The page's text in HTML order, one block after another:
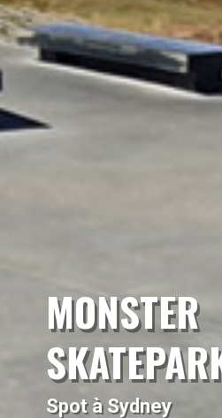
MONSTER
Spot à Sydney